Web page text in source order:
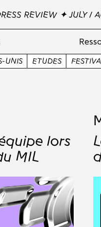
REVIEW ✦ JULY /
FINLANDE FRANCE
lors
MIL